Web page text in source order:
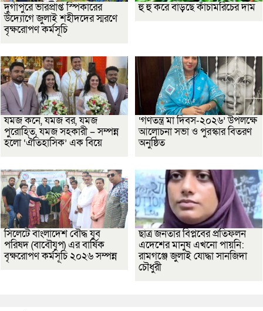
দুর্গাপুরে ভারপ্রাপ্ত স্পিকারের
উদ্যোগে জুলাই শহীদদের স্মরণে
বৃক্ষরোপণ কর্মসূচি
হু হু করে বাড়ছে কাঁচামরিচের দাম
যমজ কনে, যমজ বর, যমজ
পুরোহিত, যমজ সহকারী – সম্পন্ন
হলো ‘ঐতিহাসিক’ এক বিয়ে
‘গণতন্ত্র মা দিবস-২০২৬’ উপলক্ষে
আলোচনা সভা ও পুরস্কার বিতরণ
অনুষ্ঠিত
সিলেটে বাংলাদেশ বৌদ্ধ যুব
পরিষদ (বাবৌযুপ) এর বার্ষিক
বৃক্ষরোপণ কর্মসূচি ২০২৬ সম্পন্ন
ছাত্র জনতার বিপ্লবের প্রতিফলন
এদেশের মানুষ এখনো পায়নি:
রামগঞ্জে জুলাই যোদ্ধা সানজিদা
চৌধুরী